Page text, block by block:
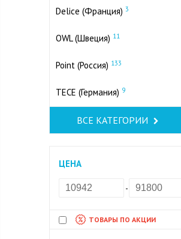
Delice (Франция) 3
OWL (Швеция) 11
Point (Россия) 133
TECE (Германия) 9
ВСЕ КАТЕГОРИИ
ЦЕНА
-
ТОВАРЫ ПО АКЦИИ